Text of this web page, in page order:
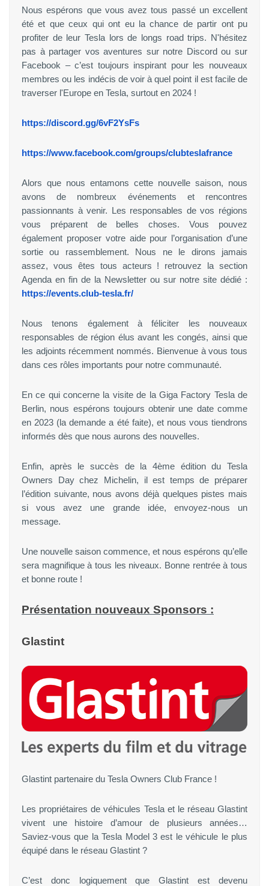
Nous espérons que vous avez tous passé un excellent
été et que ceux qui ont eu la chance de partir ont pu
profiter de leur Tesla lors de longs road trips. N'hésitez
pas à partager vos aventures sur notre Discord ou sur
Facebook – c’est toujours inspirant pour les nouveaux
membres ou les indécis de voir à quel point il est facile de
traverser l'Europe en Tesla, surtout en 2024 !
https://discord.gg/6vF2YsFs
https://www.facebook.com/groups/clubteslafrance
Alors que nous entamons cette nouvelle saison, nous
avons de nombreux événements et rencontres
passionnants à venir. Les responsables de vos régions
vous préparent de belles choses. Vous pouvez
également proposer votre aide pour l’organisation d’une
sortie ou rassemblement. Nous ne le dirons jamais
assez, vous êtes tous acteurs ! retrouvez la section
Agenda en fin de la Newsletter ou sur notre site dédié :
https://events.club-tesla.fr/
Nous tenons également à féliciter les nouveaux
responsables de région élus avant les congés, ainsi que
les adjoints récemment nommés. Bienvenue à vous tous
dans ces rôles importants pour notre communauté.
En ce qui concerne la visite de la Giga Factory Tesla de
Berlin, nous espérons toujours obtenir une date comme
en 2023 (la demande a été faite), et nous vous tiendrons
informés dès que nous aurons des nouvelles.
Enfin, après le succès de la 4ème édition du Tesla
Owners Day chez Michelin, il est temps de préparer
l’édition suivante, nous avons déjà quelques pistes mais
si vous avez une grande idée, envoyez-nous un
message.
Une nouvelle saison commence, et nous espérons qu’elle
sera magnifique à tous les niveaux. Bonne rentrée à tous
et bonne route !
Présentation nouveaux Sponsors :
Glastint
Glastint partenaire du Tesla Owners Club France !
Les propriétaires de véhicules Tesla et le réseau Glastint
vivent une histoire d’amour de plusieurs années…
Saviez-vous que la Tesla Model 3 est le véhicule le plus
équipé dans le réseau Glastint ?
C’est donc logiquement que Glastint est devenu